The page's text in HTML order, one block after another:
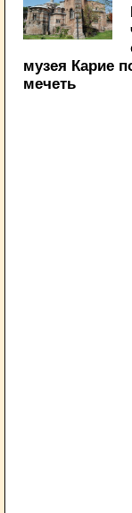
музея Карие
мечеть